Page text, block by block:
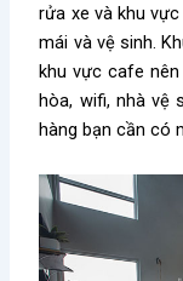
rửa xe và khu
mái và vệ sinh.
khu vực cafe
hòa, wifi, nhà vệ
hàng bạn cần có